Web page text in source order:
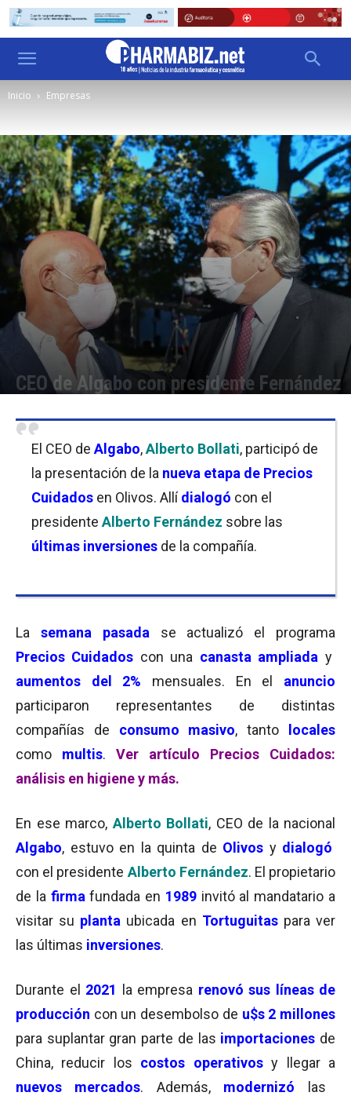
Inicio Empresas
CEO de Algabo con presidente Fernández
El CEO de Algabo,Alberto Bollati, participó de
la presentación de la nueva etapa de Precios
Cuidados en Olivos. Allídialogó con el
presidente Alberto Fernández sobre las
últimas inversiones de la compañía.
La semana pasada se actualizó el programa
Precios Cuidados con una canasta ampliada y
aumentos del 2% mensuales. En el anuncio
participaron representantes de distintas
compañías de consumo masivo, tanto
locales
como multis. Ver artículo Precios Cuidados:
análisis en higiene y más.
En ese marco, Alberto Bollati, CEO de la nacional
Algabo, estuvo en la quinta de Olivos y dialogó
con el presidente Alberto Fernández. El propietario
de la firma fundada en 1989invitó al mandatario a
visitar su planta ubicada en Tortuguitaspara ver
las últimas inversiones.
Durante el 2021 la empresa renovó sus líneas de
producción con un desembolso de u$s 2 millones
para suplantar gran parte de las importaciones de
China, reducir los costos operativosy llegar a
nuevos mercados. Además, modernizó las